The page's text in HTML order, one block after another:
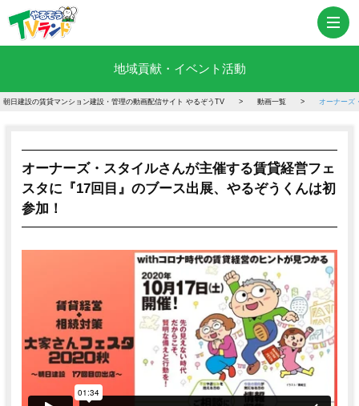
地域貢献・イベント活動
朝日建設の賃貸マンション建設・管理の動画配信サイト やるぞうTV 動画一覧 オーナーズ
オーナーズ・スタイルさんが主催する賃貸経営フェ
スタに『17回目』のブース出展、やるぞうくんは初
参加！